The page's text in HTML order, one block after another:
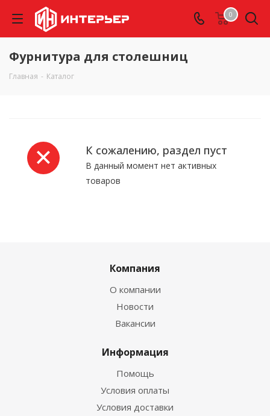
0
Фурнитура для столешниц
Главная - Каталог
К сожалению, раздел пуст
В данный момент нет активных
товаров
Компания
О компании
Новости
Вакансии
Информация
Помощь
Условия оплаты
Условия доставки